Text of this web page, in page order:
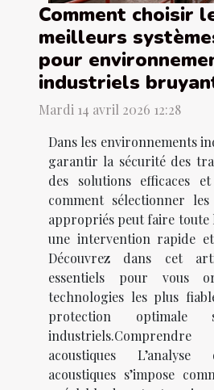
Comment choisir
meilleurs
pour
industriels
Mardi 14 avril 2026 12:28
Dans les environnements
garantir la sécurité des
des solutions efficaces
comment sélectionner les
appropriés peut faire
une intervention rapide
Découvrez dans cet
essentiels pour vous
technologies les plus
protection
acoustiques
acoustiques s’impose